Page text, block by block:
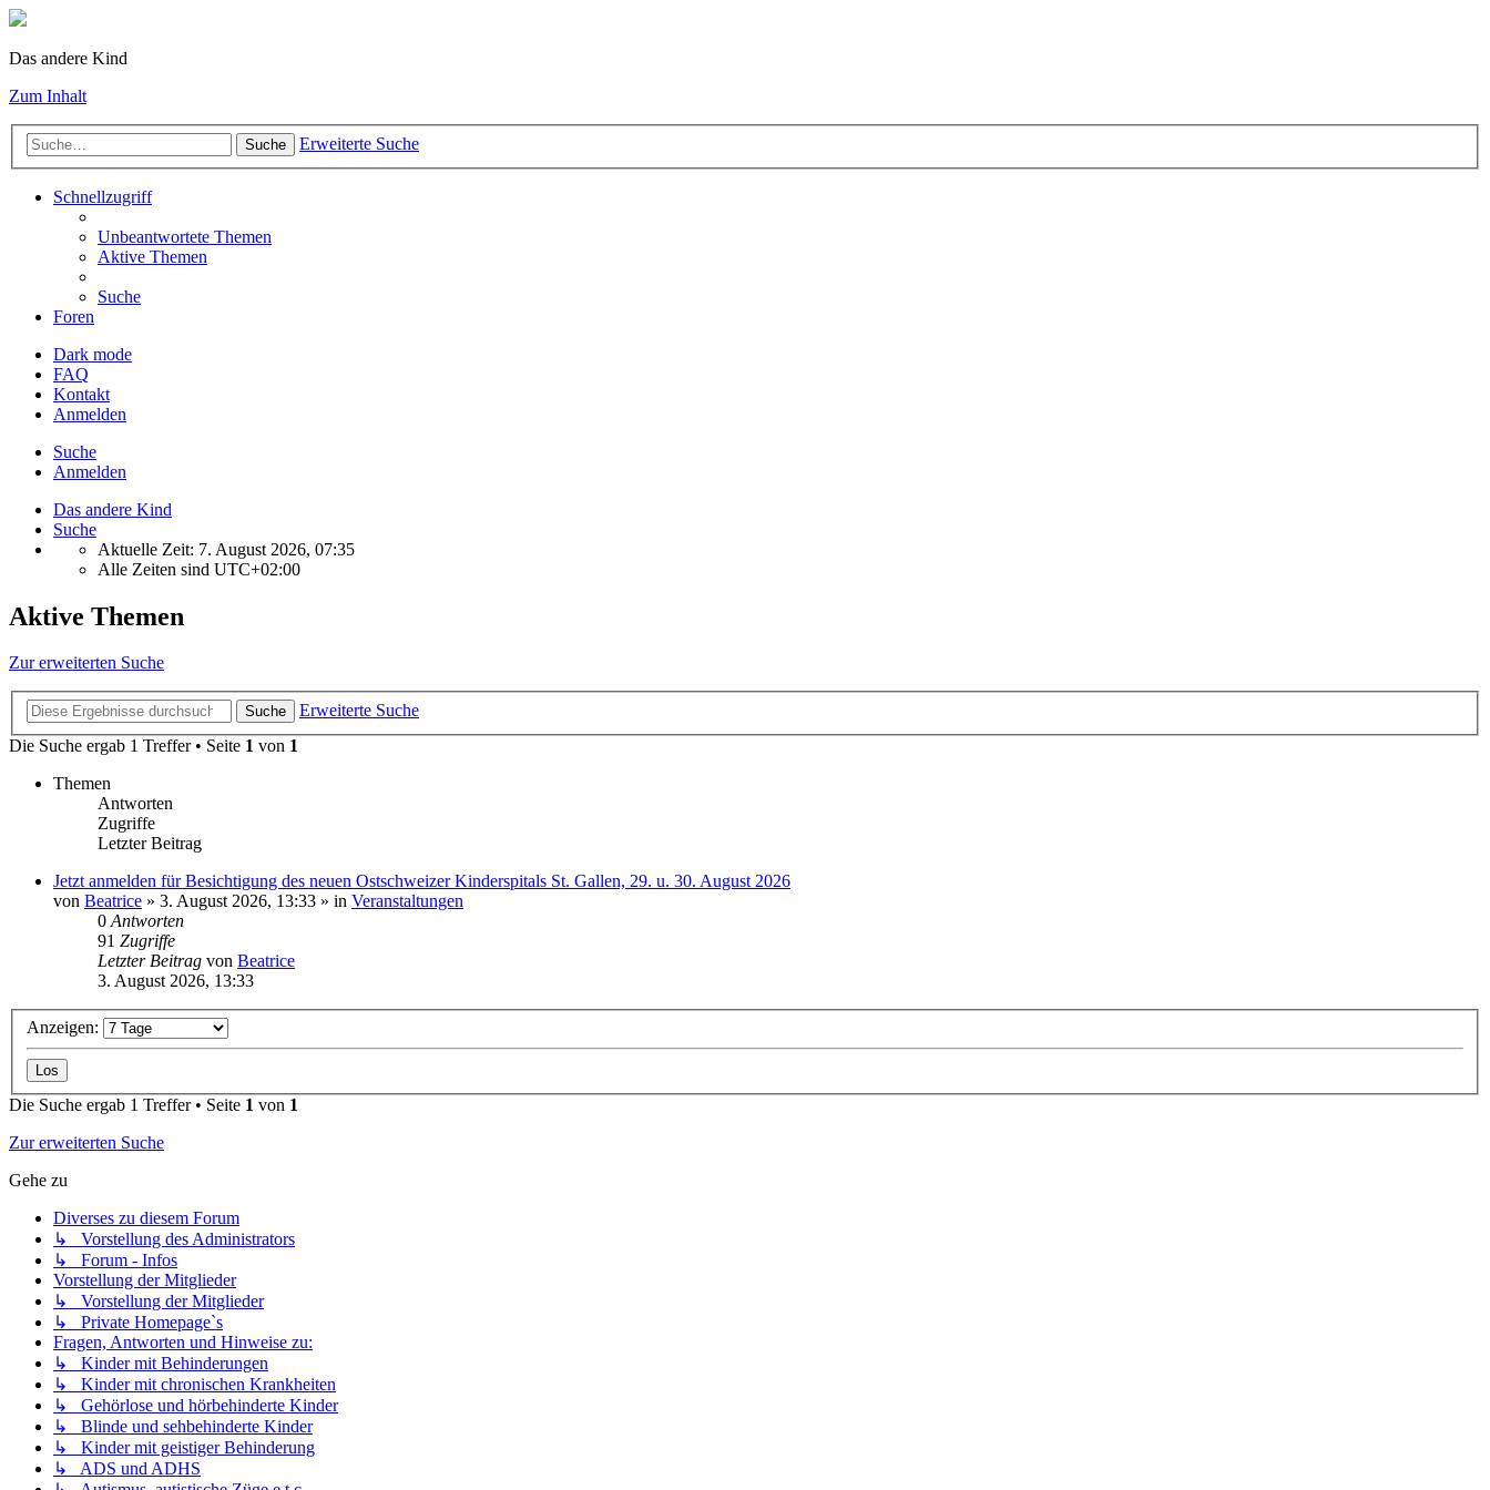
Das andere Kind
Zum Inhalt
Suche Erweiterte Suche
Schnellzugriff
Unbeantwortete Themen
Aktive Themen
Suche
Foren
Dark mode
FAQ
Kontakt
Anmelden
Suche
Anmelden
Das andere Kind
Suche
Aktuelle Zeit: 7. August 2026, 07:35
Alle Zeiten sind UTC+02:00
Aktive Themen
Zur erweiterten Suche
Suche
Erweiterte Suche
Die Suche ergab 1 Treffer • Seite 1 von 1
Themen
Antworten
Zugriffe
Letzter Beitrag
Jetzt anmelden für Besichtigung des neuen Ostschweizer Kinderspitals St. Gallen, 29. u. 30. August 2026
von Beatrice » 3. August 2026, 13:33 » in Veranstaltungen
0 Antworten
91 Zugriffe
Letzter Beitrag von Beatrice
3. August 2026, 13:33
Anzeigen:
Die Suche ergab 1 Treffer • Seite 1 von 1
Zur erweiterten Suche
Gehe zu
Diverses zu diesem Forum
↳ Vorstellung des Administrators
↳ Forum - Infos
Vorstellung der Mitglieder
↳ Vorstellung der Mitglieder
↳ Private Homepage`s
Fragen, Antworten und Hinweise zu:
↳ Kinder mit Behinderungen
↳ Kinder mit chronischen Krankheiten
↳ Gehörlose und hörbehinderte Kinder
↳ Blinde und sehbehinderte Kinder
↳ Kinder mit geistiger Behinderung
↳ ADS und ADHS